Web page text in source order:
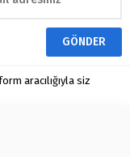
aracılığıyla siz